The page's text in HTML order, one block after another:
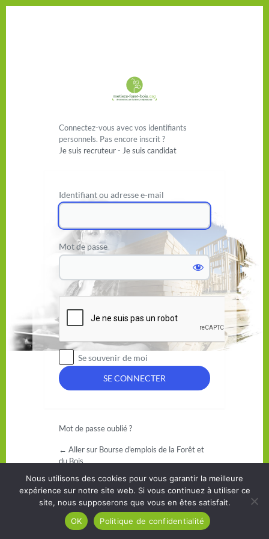
Connectez-vous avec vos identifiants
personnels. Pas encore inscrit ?
Je suis recruteur- Je suis candidat
Identifiant ou adresse e-mail
Mot de passe
Se souvenir de moi
Mot de passe oublié ?
← Aller sur Bourse d'emplois de la Forêt et
du Bois
Nous utilisons des cookies pour vous garantir la meilleure
expérience sur notre site web. Si vous continuez à utiliser ce
site, nous supposerons que vous en êtes satisfait.
OK
Politique de confidentialité